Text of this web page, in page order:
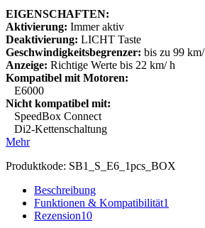
EIGENSCHAFTEN:
Aktivierung: Immer aktiv
Deaktivierung: LICHT Taste
Geschwindigkeitsbegrenzer: bis zu 99
Anzeige: Richtige Werte bis 22 km/ h
Kompatibel mit Motoren:
E6000
Nicht kompatibel mit:
SpeedBox Connect
Di2-Kettenschaltung
Mehr
Produktkode: SB1_S_E6_1pcs_BOX
Beschreibung
Funktionen & Kompatibilität1
Rezension10